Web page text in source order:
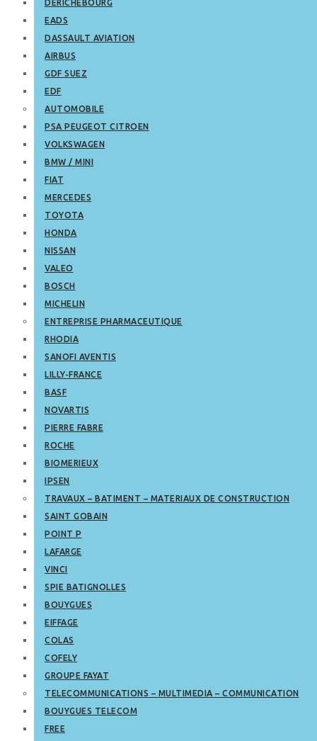
DERICHEBOURG
EADS
DASSAULT AVIATION
AIRBUS
GDF SUEZ
EDF
AUTOMOBILE
PSA PEUGEOT CITROEN
VOLKSWAGEN
BMW / MINI
FIAT
MERCEDES
TOYOTA
HONDA
NISSAN
VALEO
BOSCH
MICHELIN
ENTREPRISE PHARMACEUTIQUE
RHODIA
SANOFI AVENTIS
LILLY-FRANCE
BASF
NOVARTIS
PIERRE FABRE
ROCHE
BIOMERIEUX
IPSEN
TRAVAUX – BATIMENT – MATERIAUX DE CONSTRUCTION
SAINT GOBAIN
POINT P
LAFARGE
VINCI
SPIE BATIGNOLLES
BOUYGUES
EIFFAGE
COLAS
COFELY
GROUPE FAYAT
TELECOMMUNICATIONS – MULTIMEDIA – COMMUNICATION
BOUYGUES TELECOM
FREE